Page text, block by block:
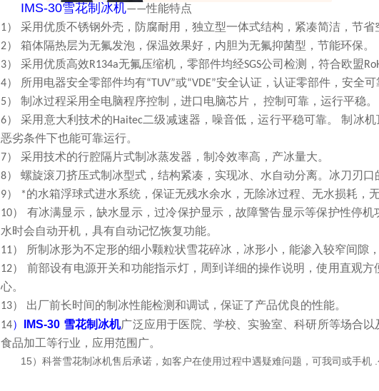
IMS-30雪花制冰机——性能特点
1） 采用优质不锈钢外壳，防腐耐用，独立型一体式结构，紧凑简洁，节省
2） 箱体隔热层为无氟发泡，保温效果好，内胆为无氟抑菌型，节能环保。
3） 采用优质高效R134a无氟压缩机，零部件均经SGS公司检测，符合欧盟
4） 所用电器安全零部件均有“TUV”或“VDE”安全认证，认证零部件，安全可
5） 制冰过程采用全电脑程序控制，进口电脑芯片， 控制可靠，运行平稳。
6） 采用意大利技术的Haitec二级减速器，噪音低，运行平稳可靠。 制冰
恶劣条件下也能可靠运行。
7） 采用技术的行腔隔片式制冰蒸发器，制冷效率高，产冰量大。
8） 螺旋滚刀挤压式制冰型式，结构紧凑，实现冰、水自动分离。冰刀刃口
9） *的水箱浮球式进水系统，保证无残水余水，无除冰过程、无水损耗，
10） 有冰满显示，缺水显示，过冷保护显示，故障警告显示等保护性停
水时会自动开机，具有自动记忆恢复功能。
11） 所制冰形为不定形的细小颗粒状雪花碎冰，冰形小，能渗入较窄间隙
12） 前部设有电源开关和功能指示灯，周到详细的操作说明，使用直观
心。
13） 出厂前长时间的制冰性能检测和调试，保证了产品优良的性能。
14） IMS-30 雪花制冰机广泛应用于医院、学校、实验室、科研所等场合
食品加工等行业，应用范围广。
15）科誉雪花制冰机售后承诺，如客户在使用过程中遇疑难问题，可我司或手机